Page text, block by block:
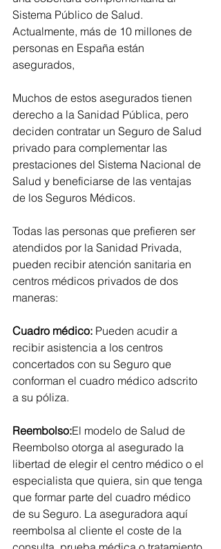
Sistema Público de Salud.
Actualmente, más de 10 millones de
personas en España están
asegurados,
Muchos de estos asegurados tienen
derecho a la Sanidad Pública, pero
deciden contratar un Seguro de Salud
privado para complementar las
prestaciones del Sistema Nacional de
Salud y beneficiarse de las ventajas
de los Seguros Médicos.
Todas las personas que prefieren ser
atendidos por la Sanidad Privada,
pueden recibir atención sanitaria en
centros médicos privados de dos
maneras:
Cuadro médico: Pueden acudir a
recibir asistencia a los centros
concertados con su Seguro que
conforman el cuadro médico adscrito
a su póliza.
Reembolso:El modelo de Salud de
Reembolso otorga al asegurado la
libertad de elegir el centro médico o el
especialista que quiera, sin que tenga
que formar parte del cuadro médico
de su Seguro. La aseguradora aquí
reembolsa al cliente el coste de la